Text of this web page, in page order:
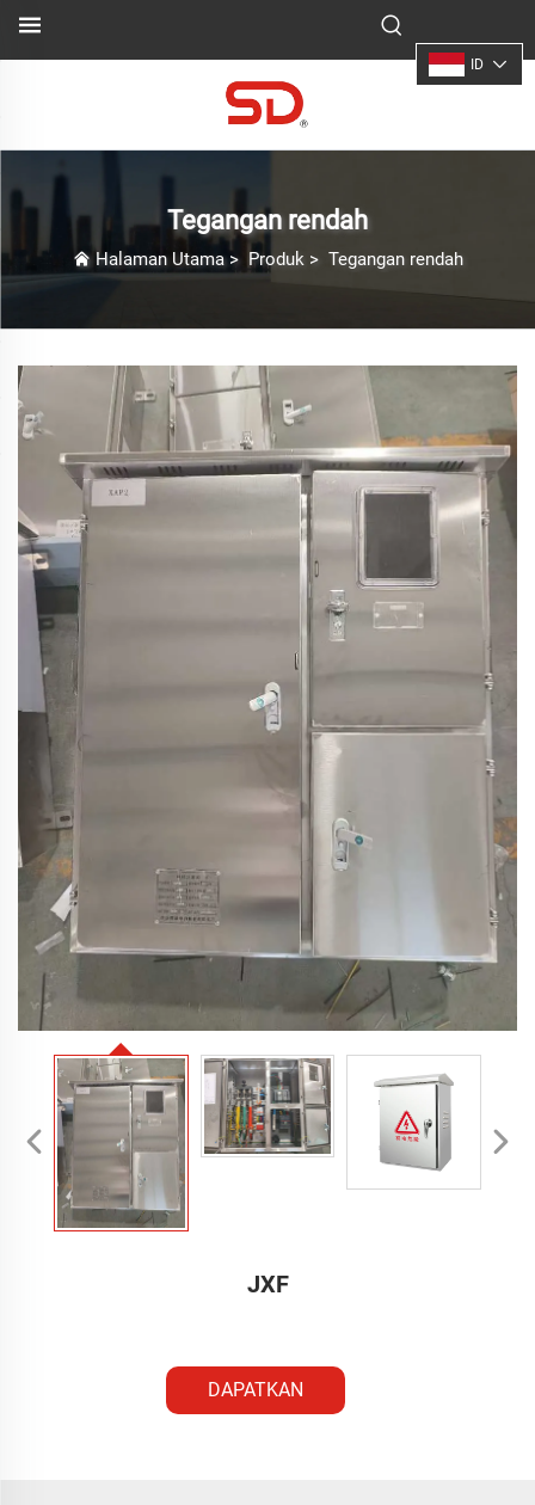
ID
Tegangan rendah
Halaman Utama> Produk> Tegangan rendah
JXF
DAPATKAN